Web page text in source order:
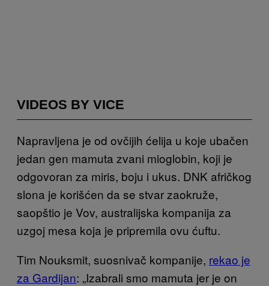
VIDEOS BY VICE
Napravljena je od ovčijih ćelija u koje ubačen
jedan gen mamuta zvani mioglobin, koji je
odgovoran za miris, boju i ukus. DNK afričkog
slona je korišćen da se stvar zaokruže,
saopštio je Vov, australijska kompanija za
uzgoj mesa koja je pripremila ovu ćuftu.
Tim Nouksmit, suosnivač kompanije, rekao je
za Gardijan: „Izabrali smo mamuta jer je on